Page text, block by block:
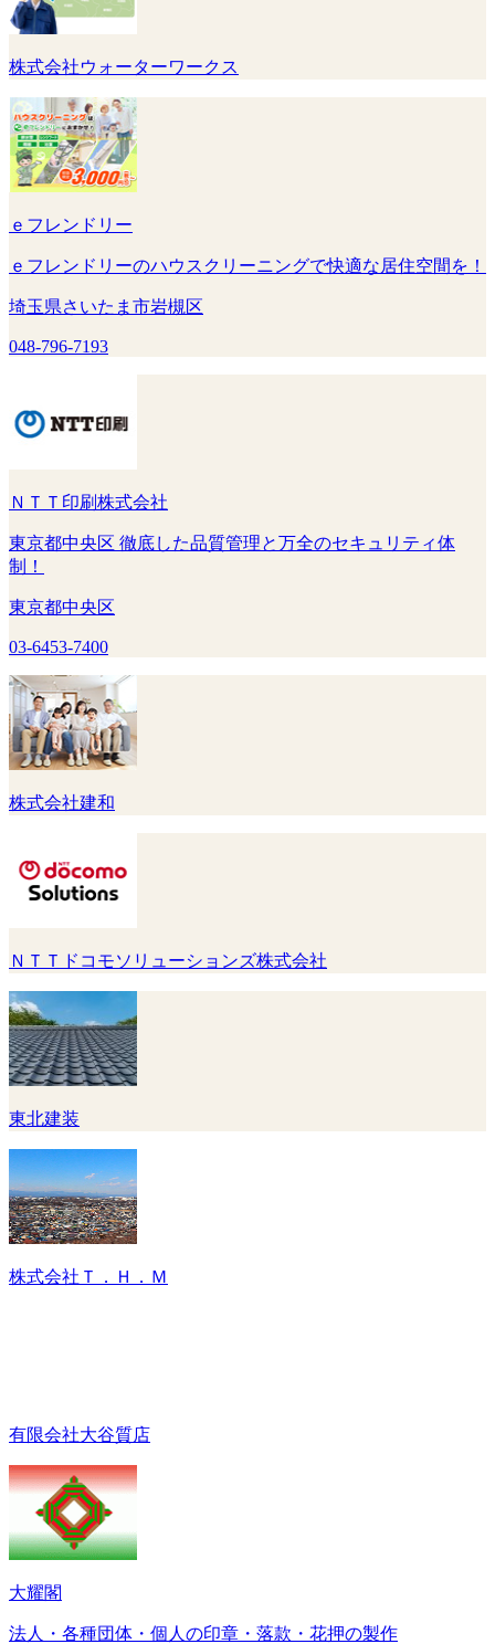
株式会社ウォーターワークス
ｅフレンドリー
ｅフレンドリーのハウスクリーニングで快適な居住空間を！
埼玉県さいたま市岩槻区
048-796-7193
ＮＴＴ印刷株式会社
東京都中央区 徹底した品質管理と万全のセキュリティ体
制！
東京都中央区
03-6453-7400
株式会社建和
ＮＴＴドコモソリューションズ株式会社
東北建装
株式会社Ｔ．Ｈ．Ｍ
有限会社大谷質店
大耀閣
法人・各種団体・個人の印章・落款・花押の製作